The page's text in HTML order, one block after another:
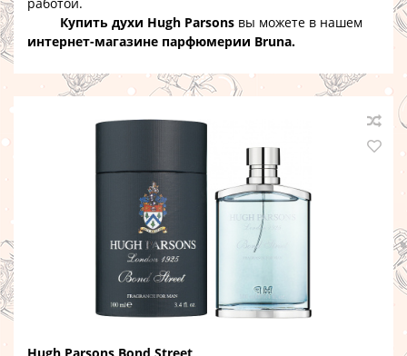
Купить духи Hugh Parsons вы можете в нашем
интернет-магазине парфюмерии Bruna.